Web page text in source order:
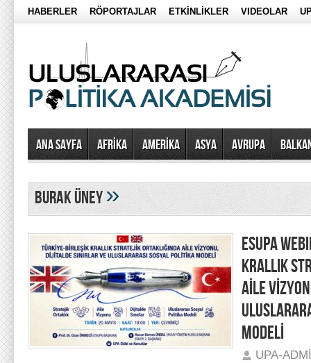
HABERLER RÖPORTAJLAR ETKİNLİKLER VIDEOLAR
Ana Sayfa AFRİKA AMERİKA ASYA AVRUPA
burak üney»
ESUPA
KRALLIK
AİLE
MODELİ
UPA-